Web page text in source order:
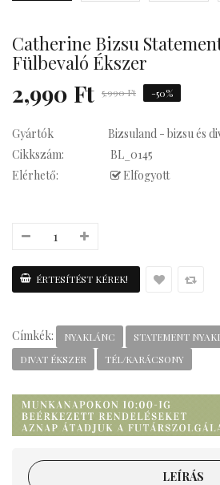
Catherine Bizsu
Fülbevaló Ékszer
2,990 Ft 5,990 Ft -50%
Gyártók
Bizsuland - bizsu és
Cikkszám:
BL_0145
Elérhető:
Elfogyott
Címkék: NYAKLÁNC STATEMENT
DIVAT ÉKSZER
TÉL/KARÁCSONY
LEÍRÁS